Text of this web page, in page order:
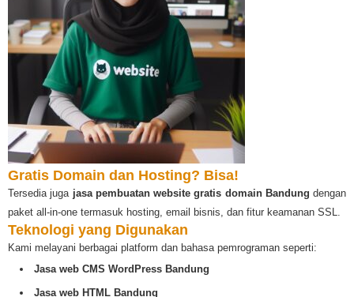
Gratis Domain dan Hosting? Bisa!
Tersedia juga jasa pembuatan website gratis domain Bandung dengan
paket all-in-one termasuk hosting, email bisnis, dan fitur keamanan SSL.
Teknologi yang Digunakan
Kami melayani berbagai platform dan bahasa pemrograman seperti:
Jasa web CMS WordPress Bandung
Jasa web HTML Bandung